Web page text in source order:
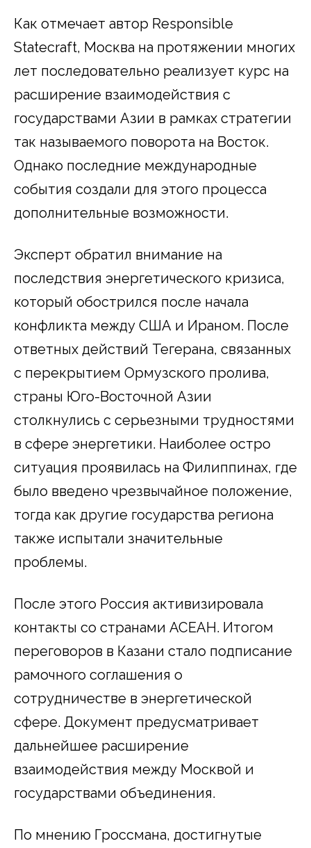
Как отмечает автор Responsible
Statecraft, Москва на протяжении многих
лет последовательно реализует курс на
расширение взаимодействия с
государствами Азии в рамках стратегии
так называемого поворота на Восток.
Однако последние международные
события создали для этого процесса
дополнительные возможности.
Эксперт обратил внимание на
последствия энергетического кризиса,
который обострился после начала
конфликта между США и Ираном. После
ответных действий Тегерана, связанных
с перекрытием Ормузского пролива,
страны Юго-Восточной Азии
столкнулись с серьезными трудностями
в сфере энергетики. Наиболее остро
ситуация проявилась на Филиппинах, где
было введено чрезвычайное положение,
тогда как другие государства региона
также испытали значительные
проблемы.
После этого Россия активизировала
контакты со странами АСЕАН. Итогом
переговоров в Казани стало подписание
рамочного соглашения о
сотрудничестве в энергетической
сфере. Документ предусматривает
дальнейшее расширение
взаимодействия между Москвой и
государствами объединения.
По мнению Гроссмана, достигнутые